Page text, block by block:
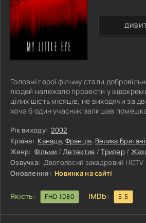
Головні герої фільму стали
людей належало провести у
цілих шість місяців, не виходячи за
хоча б один учасник залишав
мільйон доларів, але у персонажів,
були й інші цілі, які сприяли
рішення. Оточені десятками
події в режимі онлайн для таємничих
фіксувалися будь-які
Рік виходу: 2002
Країна: Канада, Франція, Велика
Жанр: Фільми /Детектив /Трилер /
Озвучка: Двоголосий закадровий | ICTV
Оновлення: Новинка на сайті
Якість: FHD 1080 IMDb: 5.5